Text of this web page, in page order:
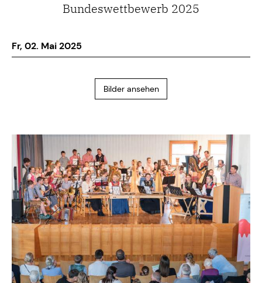
Bundeswettbewerb 2025
Fr, 02. Mai 2025
Bilder ansehen